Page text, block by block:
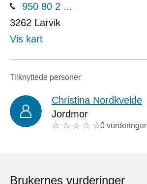
950 80 2 ...
3262 Larvik
Vis kart
Tilknyttede personer
Christina Nordkvelde
Jordmor
0 vurderinger
Brukernes vurderinger